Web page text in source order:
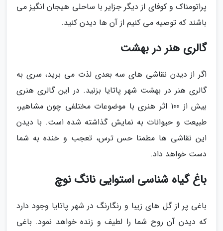
پراتومناک و کوفای از دیگر جزایر با ساحلی هیجان انگیز می
باشند که توصیه می کنیم از آن ها دیدن کنید.
گالری هنر در بهشت
اگر از دیدن نقاشی های سه بعدی لذت می برید، سری به
گالری هنر در بهشت شهر پاتایا بزنید. در این گالری هنری
بیش از 100 اثر هنری با موضوعات مختلفی چون مشاهیر،
طبیعت و حیوانات به نمایش گذاشته شده است. با دیدن
این نقاشی ها مطمنا حس ترس، تعجب و خنده به شما
دست خواهد داد.
باغ گیاه شناسی استوایی نانگ نوچ
باغی پر از گل های زیبا و رنگارنگ در شهر پاتایا وجود دارد
که دیدن آن روح شما را لطیف و زنده خواهد نمود. باغی